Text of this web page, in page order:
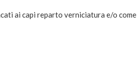
ai capi reparto verniciatura e/o come